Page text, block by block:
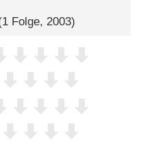
Folge, 2003)